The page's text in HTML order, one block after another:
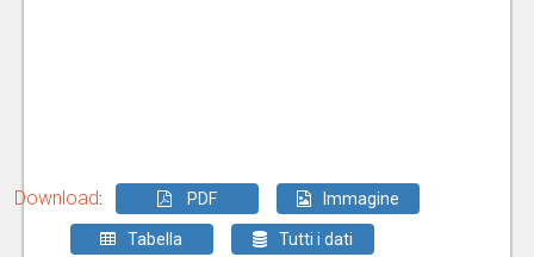
Download: PDF Immagine
Tabella Tutti i dati